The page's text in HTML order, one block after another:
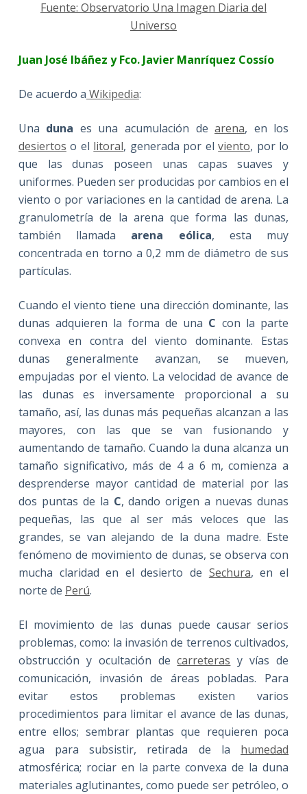
Fuente: Observatorio Una Imagen Diaria del
Universo
Juan José Ibáñez y Fco. Javier Manríquez Cossío
De acuerdo a Wikipedia:
Una duna es una acumulación dearena, en los
desiertos o el litoral, generada por elviento, por lo
que las dunas poseen unas capas suaves y
uniformes. Pueden ser producidas por cambios en el
viento o por variaciones en la cantidad de arena. La
granulometría de la arena que forma las dunas,
también llamada arena eólica, esta muy
concentrada en torno a 0,2 mm de diámetro de sus
partículas.
Cuando el viento tiene una dirección dominante, las
dunas adquieren la forma de una C con la parte
convexa en contra del viento dominante. Estas
dunas generalmente avanzan, se mueven,
empujadas por el viento. La velocidad de avance de
las dunas es inversamente proporcional a su
tamaño, así, las dunas más pequeñas alcanzan a las
mayores, con las que se van fusionando y
aumentando de tamaño. Cuando la duna alcanza un
tamaño significativo, más de 4 a 6 m, comienza a
desprenderse mayor cantidad de material por las
dos puntas de la C, dando origen a nuevas dunas
pequeñas, las que al ser más veloces que las
grandes, se van alejando de la duna madre. Este
fenómeno de movimiento de dunas, se observa con
mucha claridad en el desierto de Sechura, en el
norte de Perú.
El movimiento de las dunas puede causar serios
problemas, como: la invasión de terrenos cultivados,
obstrucción y ocultación decarreteras y vías de
comunicación, invasión de áreas pobladas. Para
evitar estos problemas existen varios
procedimientos para limitar el avance de las dunas,
entre ellos; sembrar plantas que requieren poca
agua para subsistir, retirada de la humedad
atmosférica; rociar en la parte convexa de la duna
materiales aglutinantes, como puede ser petróleo, o